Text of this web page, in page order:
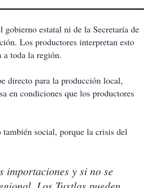
estatal ni de la Secretaría de
Los productores interpretan esto
a toda la región.
directo para la producción local,
en condiciones que los productores
social, porque la crisis del
importaciones y si no se